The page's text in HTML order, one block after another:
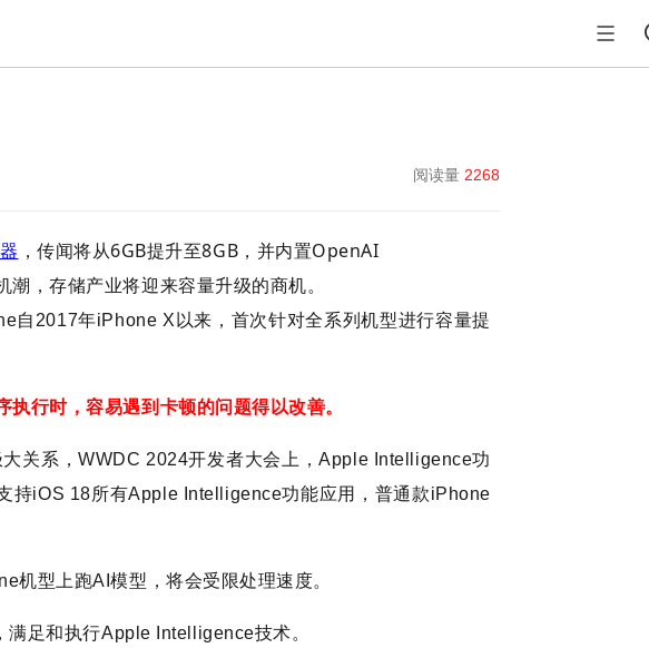
阅读量 2268
，传闻将从6GB提升至8GB，并内置OpenAI
，存储产业将迎来容量升级的商机。
自2017年iPhone X以来，首次针对全系列机型进行容量提
行时，容易遇到卡顿的问题得以改善。
关系，WWDC 2024开发者大会上，Apple Intelligence功
持iOS 18所有Apple Intelligence功能应用，普通款iPhone
机型上跑AI模型，将会受限处理速度。
足和执行Apple Intelligence技术。